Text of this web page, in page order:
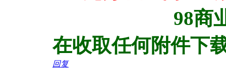
98商业终身会
在收取任何附件下
回复